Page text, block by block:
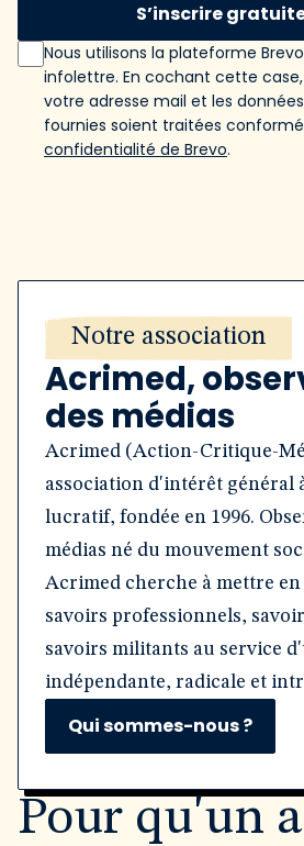
S’inscrire
Nous utilisons la plateforme
infolettre. En cochant cette
votre adresse mail et les
fournies soient traitées
confidentialité de Brevo.
Notre association
Acrimed,
des médias
Acrimed (Action-Critique-
association d'intérêt général
lucratif, fondée en 1996.
médias né du mouvement
Acrimed cherche à mettre
savoirs professionnels,
savoirs militants au service
indépendante, radicale et
Qui sommes-nous ?
Pour qu'un